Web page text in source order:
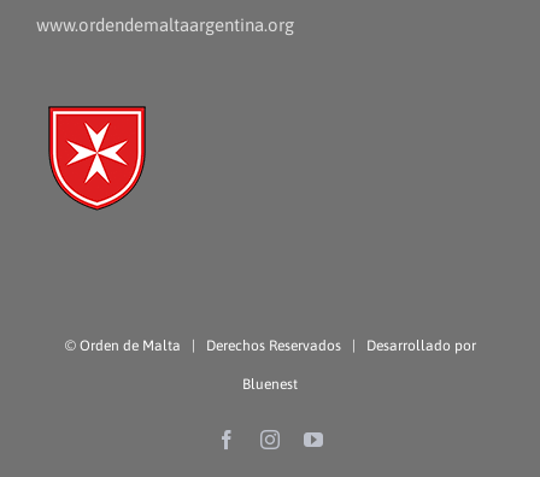
www.ordendemaltaargentina.org
© Orden de Malta | Derechos Reservados | Desarrollado por
Bluenest
FacebookInstagramYouTube